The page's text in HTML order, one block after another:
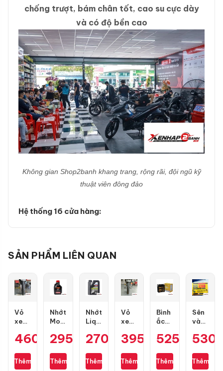
chống trượt, bám chân tốt, cao su cực dày
và có độ bền cao
Không gian Shop2banh khang trang, rộng rãi, đội ngũ kỹ
thuật viên đông đảo
Hệ thống 16 cửa hàng:
SẢN PHẨM LIÊN QUAN
Vỏ
xe
80/90-
gai
kim
460.000₫
Thêm
Nhớt
Motul
10W50
1L
295.000₫
Thêm
Nhớt
Liqui
Motorbike
10W40
1L
270.000₫
Thêm
Vỏ
xe
70/90-
gai
kim
395.000₫
Thêm
Bình
ắc
GS
H
525.000₫
Thêm
Sên
vàng
9 ly
(chính
hãng)
Thêm